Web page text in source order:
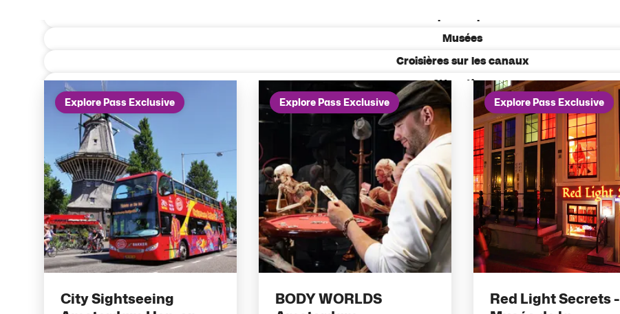
Musées
Croisières sur les canaux
Attractions
Excursions au départ d'Amsterdam
Visite au Jardin Keukenhof
Explore Pass Exclusive
City Sightseeing
Explore Pass Exclusive
BODY WORLDS
Explore Pass Exclusive
Red Light Secrets -